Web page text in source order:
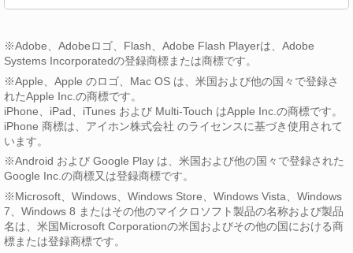
※Adobe、Adobeロゴ、Flash、Adobe Flash Playerは、Adobe
Systems Incorporatedの登録商標または商標です。
※Apple、Apple のロゴ、Mac OS は、米国および他の国々で登録さ
れたApple Inc.の商標です。
iPhone、iPad、iTunes および Multi-Touch はApple Inc.の商標です。
iPhone 商標は、アイホン株式会社 のライセンスに基づき使用されて
います。
※Android および Google Play は、米国および他の国々で登録された
Google Inc.の商標又は登録商標です。
※Microsoft、Windows、Windows Store、Windows Vista、Windows
7、Windows 8 またはその他のマイクロソフト製品の名称および製品
名は、米国Microsoft Corporationの米国およびその他の国における商
標または登録商標です。